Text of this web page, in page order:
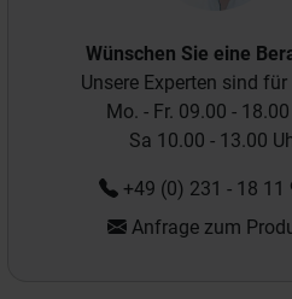
Wünschen Sie eine
Unsere Experten sind für
Mo. - Fr. 09.00 -
Sa 10.00 - 13.00
+49 (0) 231 - 18 11
Anfrage zum